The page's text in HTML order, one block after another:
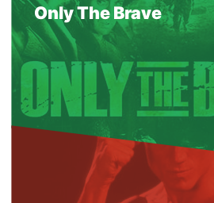
Only The Brave